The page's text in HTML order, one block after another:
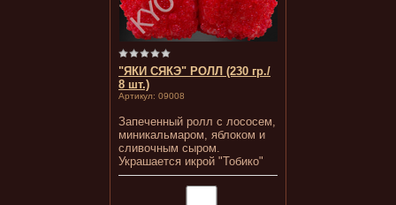
"ЯКИ СЯКЭ" РОЛЛ (230 гр./
8 шт.)
Артикул: 09008
Запеченный ролл с лососем,
миникальмаром, яблоком и
сливочным сыром.
Украшается икрой "Тобико"